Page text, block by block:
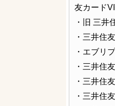
友カード
・旧 三井
・三井住
・エブリ
・三井住
・三井住
・三井住